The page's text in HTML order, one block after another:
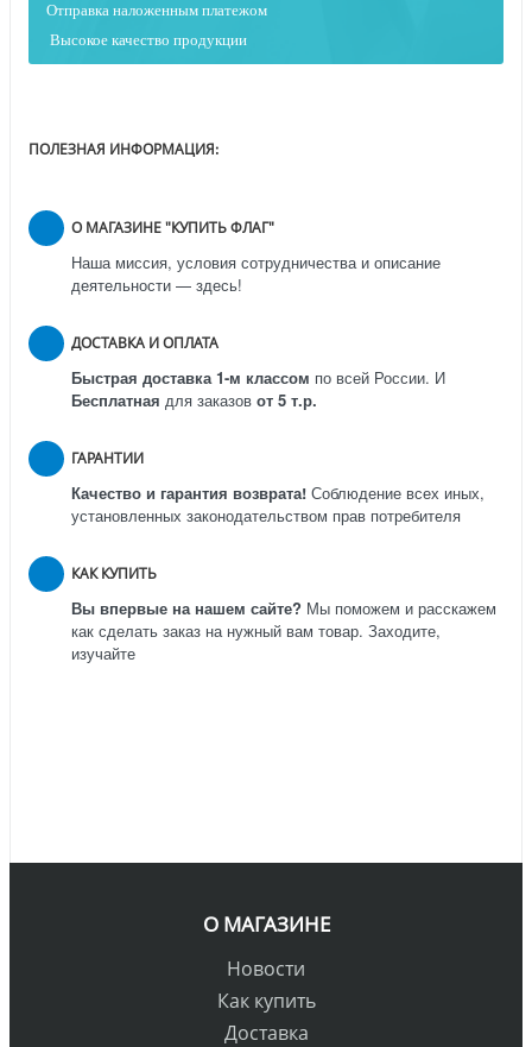
Отправка наложенным платежом
Высокое качество продукции
ПОЛЕЗНАЯ ИНФОРМАЦИЯ:
О МАГАЗИНЕ "КУПИТЬ ФЛАГ"
Наша миссия, условия сотрудничества и описание
деятельности — здесь!
ДОСТАВКА И ОПЛАТА
Быстрая доставка 1-м классом по всей России. И
Бесплатная для заказов от 5 т.р.
ГАРАНТИИ
Качество и гарантия возврата! Соблюдение всех иных,
установленных законодательством прав потребителя
КАК КУПИТЬ
Вы впервые на нашем сайте? Мы поможем и расскажем
как сделать заказ на нужный вам товар. Заходите,
изучайте
О МАГАЗИНЕ
Новости
Как купить
Доставка